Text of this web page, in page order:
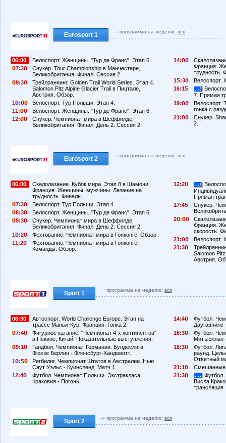
Eurosport 1 программа на неделю: вся
06:00
Велоспорт. Женщины. "Тур де Франс". Этап 6.
7:3
Снукер. Tour Championship в Манчестере,
Великобритания. Финал. Сессия 2.
9:3
Трейлраннинг. Golden Trail World Series. Этап 4.
Salomon Pitz Alpine Glacier Trail в Пицтале,
Австрия. Обзор.
1
:
Велоспорт. Тур Польши. Этап 4.
11:
Велоспорт. Женщины. "Тур де Франс". Этап 6.
12:
Снукер. Чемпионат мира в Шеффилде,
Великобритания. Финал. День 2. Сессия 2.
14:
Франция.
трудность.
1
:3
Велоспорт.
16:1
7. Прямая
19:
Велоспорт.
гонка с
21:
Снукер.
2.
Eurosport 2 программа на неделю: вся
06:00
Скалолазание. Кубок мира. Этап 8 в Шамони,
Франция. Женщины, мужчины. Лазание на
трудность. Финалы.
7:3
Велоспорт. Тур Польши. Этап 4.
8:3
Велоспорт. Женщины. "Тур де Франс". Этап 6.
9:3
Снукер. Чемпионат мира в Шеффилде,
Великобритания. Финал. День 2. Сессия 2.
1
:2
Фехтование. Чемпионат мира в Гонконге. Обзор.
11:2
Фехтование. Чемпионат мира в Гонконге.
Команды. Обзор.
12:2
Прямая
17:4
Снукер.
2
:
Франция.
скорость.
21:
Велоспорт.
21:3
Salomon
Австрия.
Sport 1 программа на неделю: вся
06:30
Автоспорт. World Challenge Europe. Этап на
трассе Маньи-Кур, Франция. Гонка 2.
7:4
Фигурное катание. "Чемпионат 4-х континентов"
в Пекине, Китай. Показательные выступления.
9:1
Гандбол. Чемпионат Германии. Бундеслига.
Фюхзе Берлин - Фленсбург-Хандевитт.
1
:
Регбилиг. Чемпионат Штатов в Австралии. Нью
Саут Уэльс - Куинсленд. Матч 1.
12:4
Футбол. Чемпионат Польши. Экстракласа.
Краковия - Погонь.
14:4
Футбол.
Даугавпилс
16:3
Футбол.
Митъюллан
18:3
Футбол.
раунд.
Ответный
21:1
Смешанные
21:3
Футбол.
Висла
трансляция.
Sport 2 программа на неделю: вся